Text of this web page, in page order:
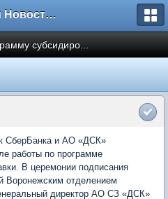
Форум Новостройки
субсидиро...
СберБанка и АО «ДСК»
работы по программе
В церемонии подписания
Воронежским отделением
директор АО СЗ «ДСК»